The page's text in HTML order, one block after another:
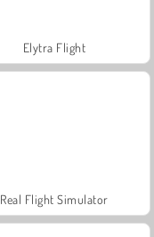
Elytra Flight
Real Flight Simulator